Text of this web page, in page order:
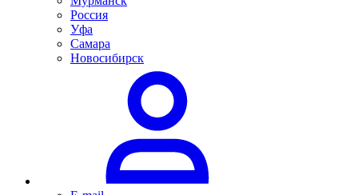
Россия
Уфа
Самара
Новосибирск